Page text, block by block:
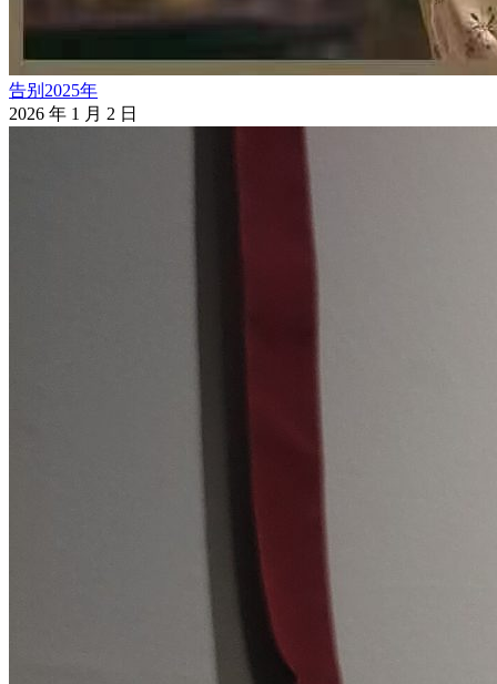
告别2025年
2026 年 1 月 2 日